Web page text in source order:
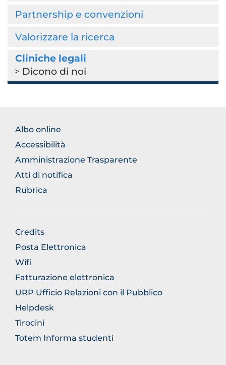
Partnership e convenzioni
Valorizzare la ricerca
Cliniche legali
Dicono di noi
FOOTER
NORMATIVA
Albo online
Accessibilità
Amministrazione Trasparente
Atti di notifica
Rubrica
FOOTER
GENERICO
Credits
Posta Elettronica
Wifi
Fatturazione elettronica
URP Ufficio Relazioni con il Pubblico
Helpdesk
Tirocini
Totem Informa studenti